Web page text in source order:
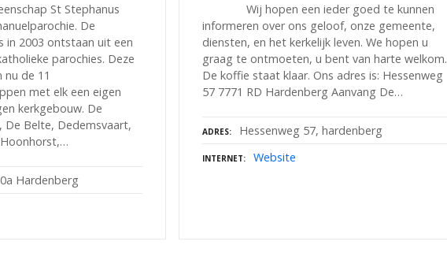
St Stephanus
De
in 2003 ontstaan uit een
parochies. Deze
nu de 11
met elk een eigen
kerkgebouw. De
De Belte, Dedemsvaart,
Hardenberg
Wij hopen een ieder goed te kunnen
informeren over ons geloof, onze gemeente,
diensten, en het kerkelijk leven. We hopen u
graag te ontmoeten, u bent van harte welkom.
De koffie staat klaar. Ons adres is: Hessenweg
57 7771 RD Hardenberg Aanvang De…
ADRES Hessenweg 57, hardenberg
INTERNET Website